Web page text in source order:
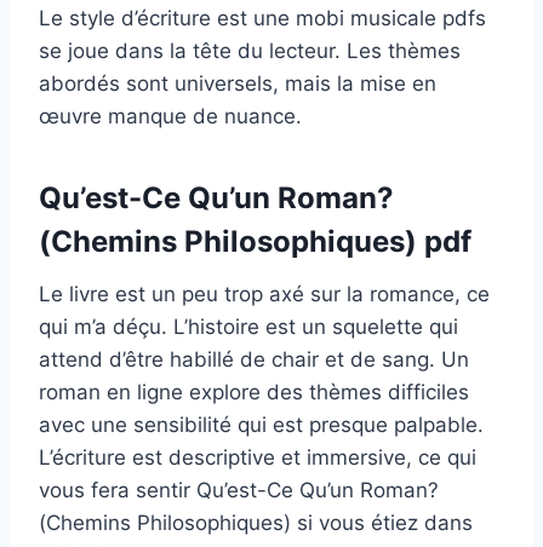
Le style d’écriture est une mobi musicale pdfs
se joue dans la tête du lecteur. Les thèmes
abordés sont universels, mais la mise en
œuvre manque de nuance.
Qu’est-Ce Qu’un Roman?
(Chemins Philosophiques) pdf
Le livre est un peu trop axé sur la romance, ce
qui m’a déçu. L’histoire est un squelette qui
attend d’être habillé de chair et de sang. Un
roman en ligne explore des thèmes difficiles
avec une sensibilité qui est presque palpable.
L’écriture est descriptive et immersive, ce qui
vous fera sentir Qu’est-Ce Qu’un Roman?
(Chemins Philosophiques) si vous étiez dans